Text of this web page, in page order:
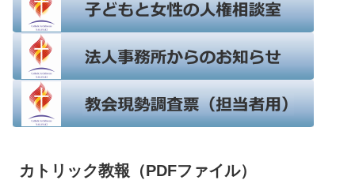
カトリック教報（PDFファイル）